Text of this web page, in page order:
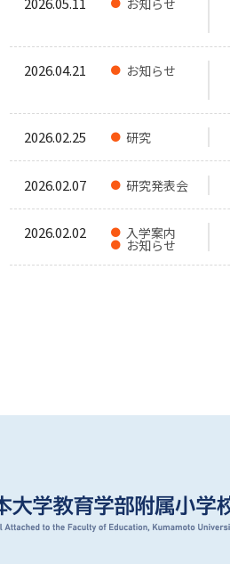
2026.04.21 お知らせ
2026.02.25 研究
2026.02.07 研究発表会
2026.02.02 入学案内
お知らせ